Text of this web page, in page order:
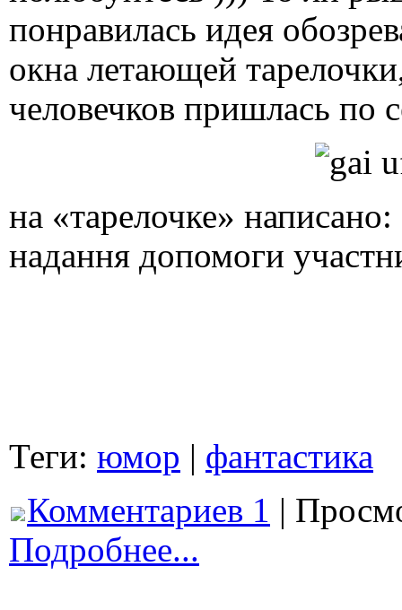
понравилась идея
окна летающей
человечков пришлась по
на «тарелочке»
надання допомоги
Теги: юмор | фантастика
Комментариев 1 |
Подробнее...